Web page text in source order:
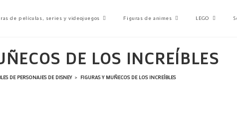
de películas, series y videojuegos Figuras de animes LEGO
DE LOS INCREÍBLES
DE PERSONAJES DE DISNEY > FIGURAS Y MUÑECOS DE LOS INCREÍBLES